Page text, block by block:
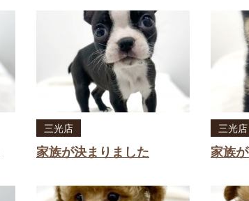
三光店
家族が決まりました
三光店
家族